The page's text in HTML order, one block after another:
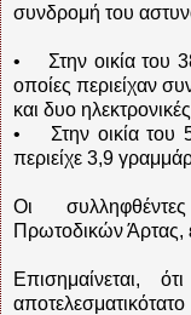
συνδρομή του
• Στην οικία του
οποίες περιείχαν
και δυο
• Στην οικία του
περιείχε 3,9
Οι
Πρωτοδικών Άρτας,
Επισημαίνεται,